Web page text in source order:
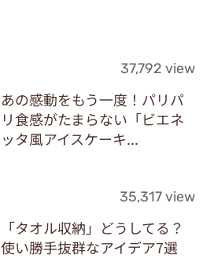
37,792 view
あの感動をもう一度！パリパ
リ食感がたまらない「ビエネ
ッタ風アイスケーキ...
35,317 view
「タオル収納」どうしてる？
使い勝手抜群なアイデア7選